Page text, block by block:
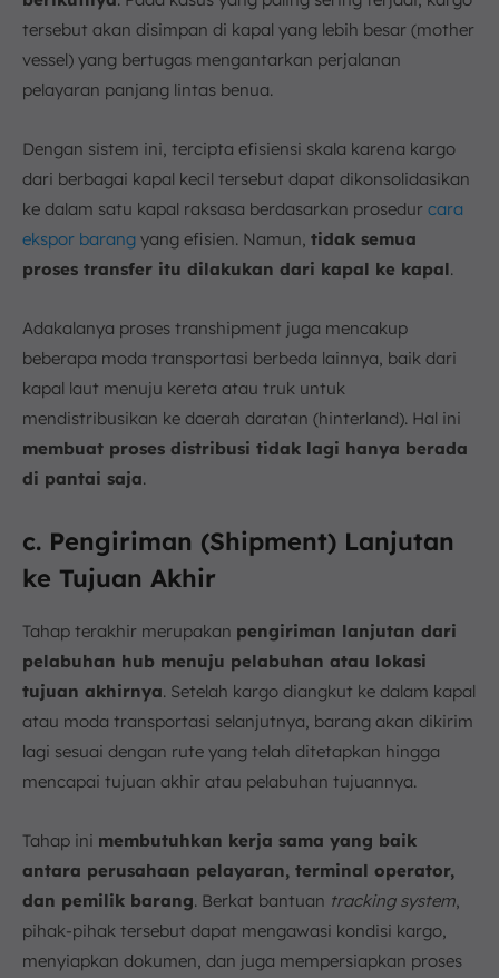
tersebut akan disimpan di kapal yang lebih besar (mother
vessel) yang bertugas mengantarkan perjalanan
pelayaran panjang lintas benua.
Dengan sistem ini, tercipta efisiensi skala karena kargo
dari berbagai kapal kecil tersebut dapat dikonsolidasikan
ke dalam satu kapal raksasa berdasarkan prosedur cara
ekspor barang yang efisien. Namun, tidak semua
proses transfer itu dilakukan dari kapal ke kapal.
Adakalanya proses transhipment juga mencakup
beberapa moda transportasi berbeda lainnya, baik dari
kapal laut menuju kereta atau truk untuk
mendistribusikan ke daerah daratan (hinterland). Hal ini
membuat proses distribusi tidak lagi hanya berada
di pantai saja.
c. Pengiriman (Shipment) Lanjutan
ke Tujuan Akhir
Tahap terakhir merupakan pengiriman lanjutan dari
pelabuhan hub menuju pelabuhan atau lokasi
tujuan akhirnya. Setelah kargo diangkut ke dalam kapal
atau moda transportasi selanjutnya, barang akan dikirim
lagi sesuai dengan rute yang telah ditetapkan hingga
mencapai tujuan akhir atau pelabuhan tujuannya.
Tahap ini membutuhkan kerja sama yang baik
antara perusahaan pelayaran, terminal operator,
dan pemilik barang. Berkat bantuan tracking system
pihak-pihak tersebut dapat mengawasi kondisi kargo,
menyiapkan dokumen, dan juga mempersiapkan proses